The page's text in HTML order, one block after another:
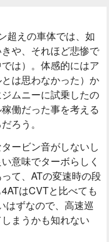
超えの車体では、如
や、それほど悲惨で
は）。体感的にはア
は思わなかった）か
ムニーに試乗したの
働だった事を考える
ろう。
ービン音がしないし
意味でターボらしく
て、ATの変速時の段
はCVTと比べても
はずなので、高速巡
まうかも知れない